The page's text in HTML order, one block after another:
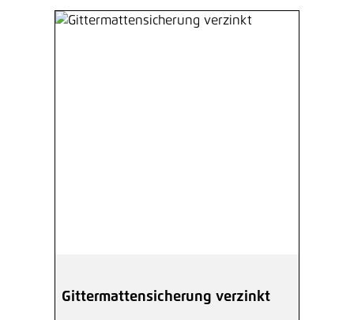
Gittermattensicherung verzinkt